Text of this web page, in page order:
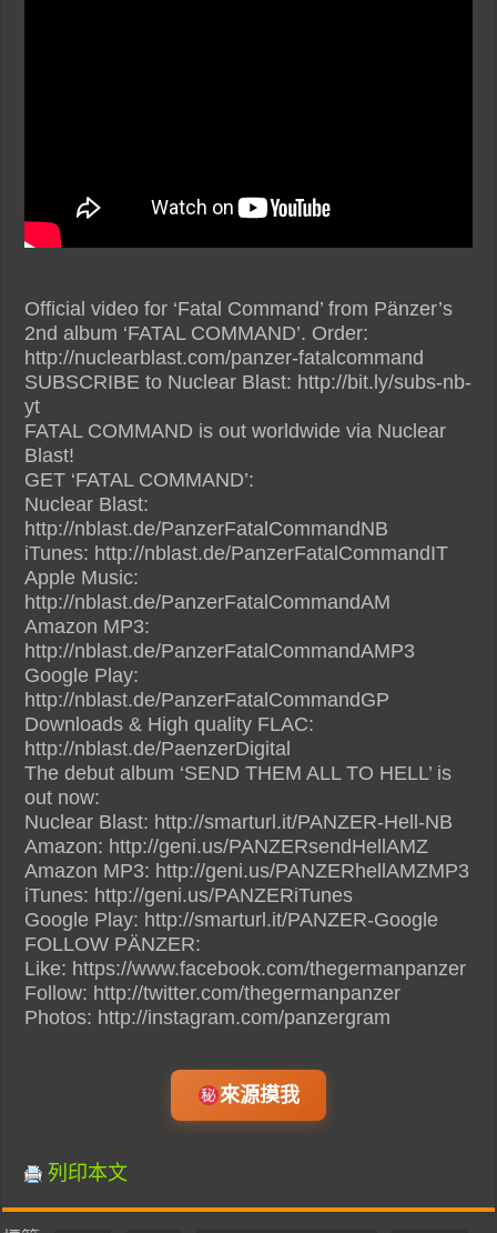
Official video for ‘Fatal Command’ from Pänzer’s
2nd album ‘FATAL COMMAND’. Order:
http://nuclearblast.com/panzer-fatalcommand
SUBSCRIBE to Nuclear Blast: http://bit.ly/subs-nb-
yt
FATAL COMMAND is out worldwide via Nuclear
Blast!
GET ‘FATAL COMMAND’:
Nuclear Blast:
http://nblast.de/PanzerFatalCommandNB
iTunes: http://nblast.de/PanzerFatalCommandIT
Apple Music:
http://nblast.de/PanzerFatalCommandAM
Amazon MP3:
http://nblast.de/PanzerFatalCommandAMP3
Google Play:
http://nblast.de/PanzerFatalCommandGP
Downloads & High quality FLAC:
http://nblast.de/PaenzerDigital
The debut album ‘SEND THEM ALL TO HELL’ is
out now:
Nuclear Blast: http://smarturl.it/PANZER-Hell-NB
Amazon: http://geni.us/PANZERsendHellAMZ
Amazon MP3: http://geni.us/PANZERhellAMZMP3
iTunes: http://geni.us/PANZERiTunes
Google Play: http://smarturl.it/PANZER-Google
FOLLOW PÄNZER:
Like: https://www.facebook.com/thegermanpanzer
Follow: http://twitter.com/thegermanpanzer
Photos: http://instagram.com/panzergram
來源摸我
列印本文